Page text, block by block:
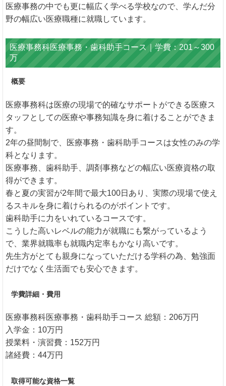
医療事務の中でも更に幅広く学べる学校なので、学んだ分
野の幅広い医療職種に就職しています。
医療事務科医療事務・歯科助手コース｜学費：201～300
万
概要
医療事務科は医療の現場で的確なサポートができる医療ス
タッフとしての医療や事務知識を身に着けることができま
す。
2年の昼間制で、医療事務・歯科助手コースは女性のみの学
科となります。
医療事務、歯科助手、調剤事務などの幅広い医療資格の取
得ができます。
春と夏の実習が2年間で最大100日あり、実際の現場で使え
るスキルを身に着けられるのがポイントです。
歯科助手に力をいれているコースです。
こうした高いレベルの能力が就職にも繋がっているよう
で、業界就職率も就職内定率もかなり高いです。
先生方がとても親身になっていただける学科の為、勉強面
だけでなく生活面でも安心できます。
学費詳細・費用
医療事務科医療事務・歯科助手コース 総額：206万円
入学金：10万円
授業料・演習費：152万円
諸経費：44万円
取得可能な資格一覧